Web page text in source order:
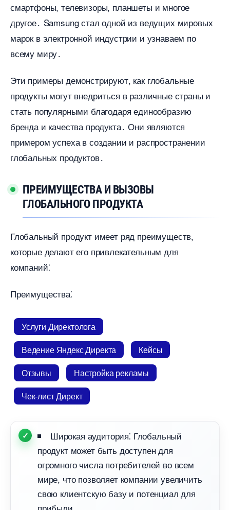
смартфоны, телевизоры, планшеты и многое
другое․ Samsung стал одной из ведущих мировых
марок в электронной индустрии и узнаваем по
сему миру․
Эти примеры демонстрируют, как глобальные
продукты могут внедриться в различные страны и
стать популярными благодаря единообразию
ренда и качества продукта․ Они являются
примером успеха в создании и распространении
лобальных продуктов․
ПРЕИМУЩЕСТВА И ВЫЗОВЫ
ГЛОБАЛЬНОГО ПРОДУКТА
Глобальный продукт имеет ряд преимуществ,
которые делают его привлекательным для
компаний⁚
Преимущества⁚
Услуги Директолога
едение Яндекс Директа
Кейсы
Отзывы
Настройка рекламы
Чек-лист Директ
Широкая аудитория⁚ Глобальный
продукт может быть доступен для
огромного числа потребителей во всем
мире, что позволяет компании увеличить
свою клиентскую базу и потенциал для